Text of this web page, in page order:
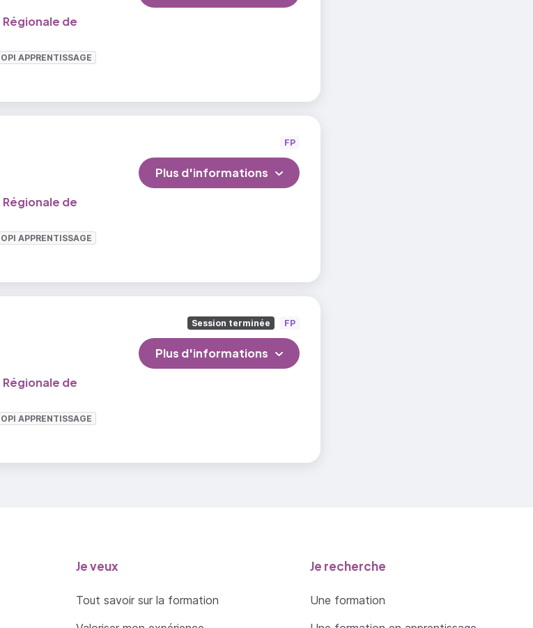
de
APPRENTISSAGE
:
de
APPRENTISSAGE
:
FP
Plus d'informations
de
APPRENTISSAGE
:
Session terminée FP
Plus d'informations
Je veux
Tout savoir sur la formation
Je recherche
Une formation